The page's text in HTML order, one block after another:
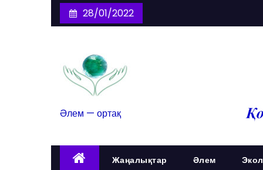
28/01/2022
Әлем — ортақ
Жаңалықтар Әлем